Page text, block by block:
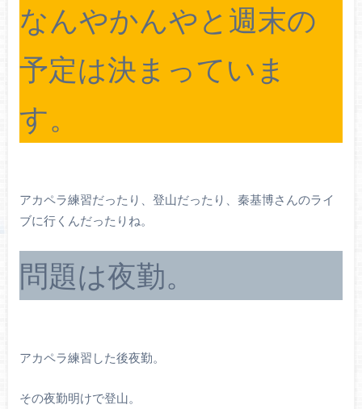
なんやかんやと週末の
予定は決まっていま
す。
アカペラ練習だったり、登山だったり、秦基博さんのライ
ブに行くんだったりね。
問題は夜勤。
アカペラ練習した後夜勤。
その夜勤明けで登山。